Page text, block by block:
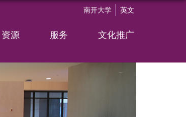
英文
南开大学
资源 服务 文化推广